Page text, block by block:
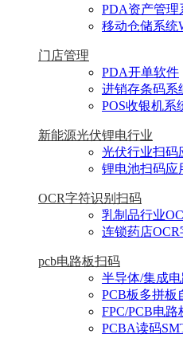
PDA资产管理
移动仓储系统
门店管理
PDA开单软件
进销存条码系
POS收银机系
新能源光伏锂电行业
光伏行业扫码
锂电池扫码应
OCR字符识别扫码
乳制品行业
连锁药店
pcb电路板扫码
半导体/集成
PCB板多拼板
FPC/PCB电
PCBA读码